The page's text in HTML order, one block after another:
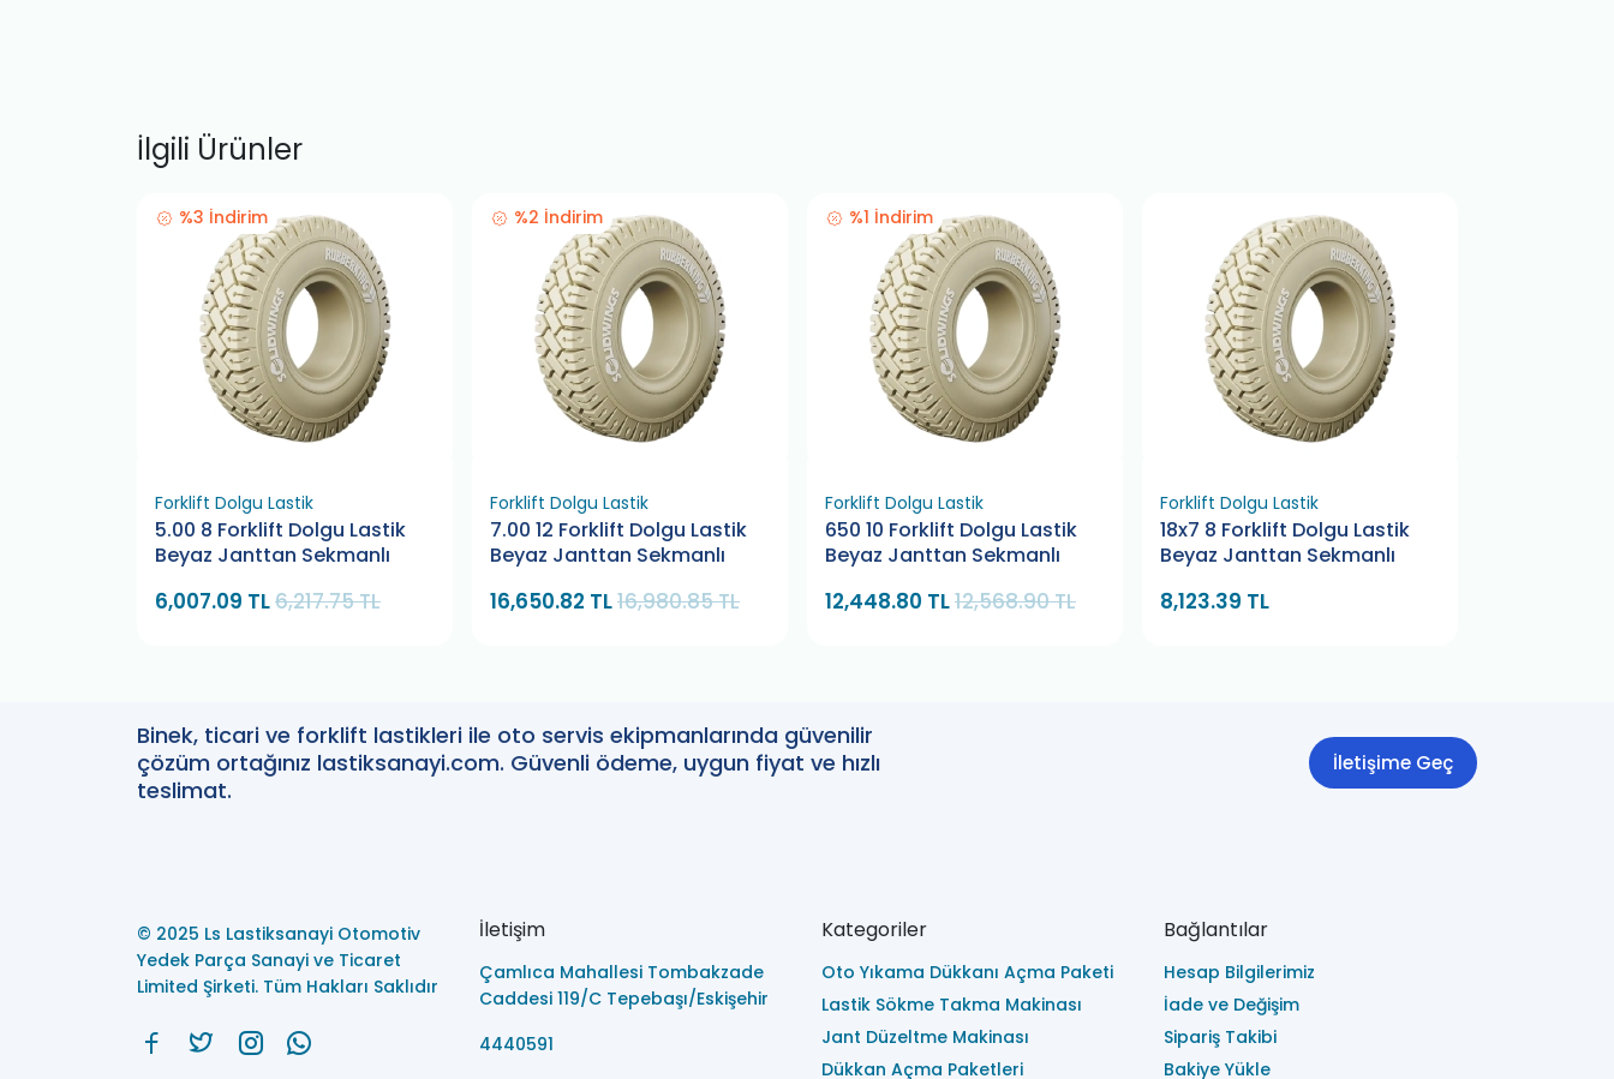
İlgili Ürünler
%3 İndirim
Forklift Dolgu Lastik
5.00 8 Forklift Dolgu Lastik
Beyaz Janttan Sekmanlı
6,007.09 TL6,217.75 TL
%2 İndirim
Forklift Dolgu Lastik
7.00 12 Forklift Dolgu Lastik
Beyaz Janttan Sekmanlı
16,650.82 TL16,980.85 TL
%1 İndirim
Forklift Dolgu Lastik
650 10 Forklift Dolgu Lastik
Beyaz Janttan Sekmanlı
12,448.80 TL12,568.90 TL
Forklift Dolgu Lastik
18x7 8 Forklift Dolgu Lastik
Beyaz Janttan Sekmanlı
8,123.39 TL
Binek, ticari ve forklift lastikleri ile oto servis ekipmanlarında güvenilir
çözüm ortağınız lastiksanayi.com. Güvenli ödeme, uygun fiyat ve hızlı
teslimat.
İletişime Geç
© 2025 Ls Lastiksanayi Otomotiv
Yedek Parça Sanayi ve Ticaret
Limited Şirketi. Tüm Hakları Saklıdır
İletişim
Çamlıca Mahallesi Tombakzade
Caddesi 119/C Tepebaşı/Eskişehir
4440591
Kategoriler
Oto Yıkama Dükkanı Açma Paketi
Lastik Sökme Takma Makinası
Jant Düzeltme Makinası
Dükkan Açma Paketleri
Bağlantılar
Hesap Bilgilerimiz
İade ve Değişim
Sipariş Takibi
Bakiye Yükle